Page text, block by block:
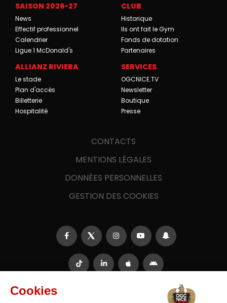
SAISON 2026-27
News
Effectif professionnel
Calendrier
Ligue 1 McDonald's
CLUB
Historique
Ils ont fait le Gym
Fonds de dotation
Partenaires
ALLIANZ RIVIERA
Le stade
Plan d'accès
Billetterie
Hospitalité
SERVICES
OGCNICE.TV
Newsletter
Boutique
Presse
CONTACTS
MENTIONS LÉGALES
DONNÉES PERSONNELLES
GESTION DES COOKIES